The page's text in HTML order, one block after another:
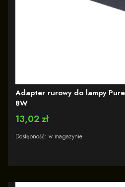
Adapter rurowy do lampy
8W
Cena
13,02 zł
Dostępność: w magazynie